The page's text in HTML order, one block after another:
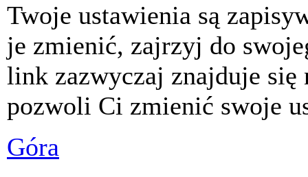
Twoje ustawienia są
je zmienić, zajrzyj do
link zazwyczaj znajduje się
pozwoli Ci zmienić swoje
Góra